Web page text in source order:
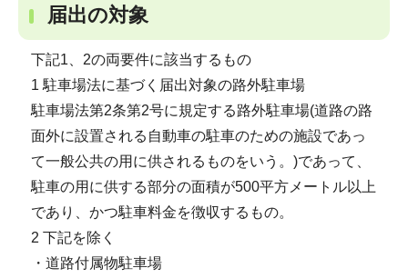
届出の対象
下記1、2の両要件に該当するもの
1 駐車場法に基づく届出対象の路外駐車場
駐車場法第2条第2号に規定する路外駐車場(道路の路
面外に設置される自動車の駐車のための施設であっ
て一般公共の用に供されるものをいう。)であって、
駐車の用に供する部分の面積が500平方メートル以上
であり、かつ駐車料金を徴収するもの。
2 下記を除く
・道路付属物駐車場